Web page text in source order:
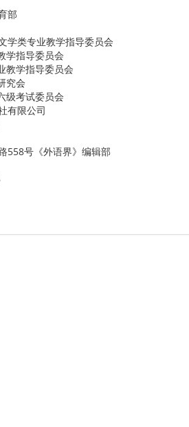
部
学类专业教学指导委员会
指导委员会
学指导委员会
会
考试委员会
有限公司
558号《外语界》编辑部